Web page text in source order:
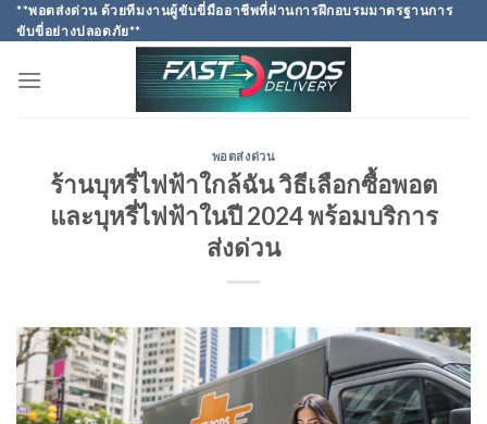
Skip
to
**พอตส่งด่วน ด้วยทีมงานผู้ขับขี่มืออาชีพที่ผ่านการฝึกอบรมมาตรฐานการ
ขับขี่อย่างปลอดภัย**
พอตส่งด่วน
ร้านบุหรี่ไฟฟ้าใกล้ฉัน วิธีเลือกซื้อพอต
และบุหรี่ไฟฟ้าในปี 2024 พร้อมบริการ
ส่งด่วน